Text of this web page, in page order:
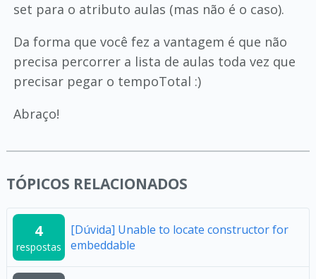
set para o atributo aulas (mas não é o caso).
Da forma que você fez a vantagem é que não
precisa percorrer a lista de aulas toda vez que
precisar pegar o tempoTotal :)
Abraço!
TÓPICOS RELACIONADOS
4
respostas
[Dúvida] Unable to locate constructor for
embeddable